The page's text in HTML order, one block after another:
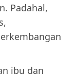
Padahal,
ibu dan